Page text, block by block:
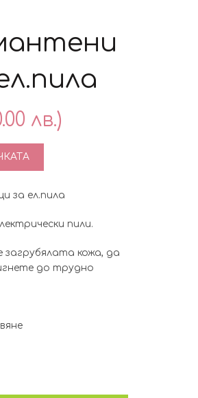
лв.)
лв.).
накрайници за ел.пила
за ел.пила
пили.
кожа, да
до трудно